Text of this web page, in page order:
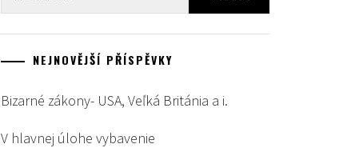
NEJNOVĚJŠÍ PŘÍSPĚVKY
Bizarné zákony- USA, Veľká Británia a i.
V hlavnej úlohe vybavenie